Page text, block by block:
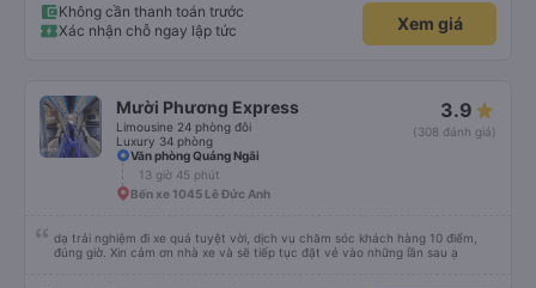
nhưng các anh hướng dẫn mình xuống ở đây không có ma nào dám chở đâu
( vì đây là địa bàn của thế lực xe ôm ngầm, dân chơi cỏ kẹo ke...) Và thế là
mình được chở xuống Ngã 3 thành , nơi sáng sủa an toàn hơn. Một Chuyến
Không cần thanh toán trước
Xác nhận chỗ ngay lập tức
Xem giá
Mười Phương Express
Limousine 24 phòng đôi
Luxury 34 phòng
3.9
(308 đánh giá)
Văn phòng Quảng Ngãi
13 giờ 45 phút
Bến xe 1045 Lê Đức Anh
dạ trải nghiệm đi xe quá tuyệt vời, dịch vụ chăm sóc khách hàng 10 điểm,
đúng giờ. Xin cảm ơn nhà xe và sẽ tiếp tục đặt vé vào những lần sau ạ